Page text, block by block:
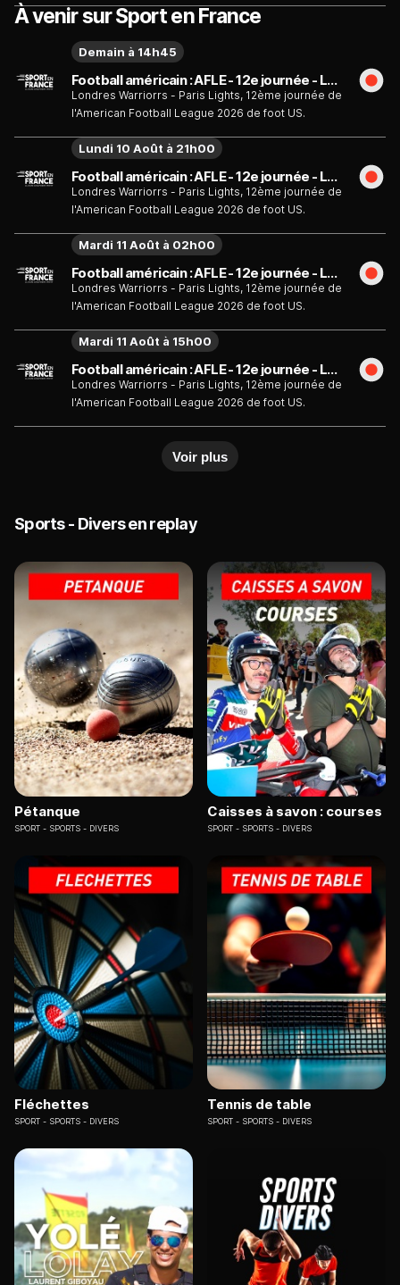
À venir sur Sport en France
Football américain : AFLE - 12e journée - Londres Warriorrs - Paris Lights - Émission du dimanche 9 août
Londres Warriorrs - Paris Lights, 12ème journée de
l'American Football League 2026 de foot US.
Demain à 14h45
Football américain : AFLE - 12e journée - Londres Warriorrs - Paris Lights - Émission du lundi 10 août
Londres Warriorrs - Paris Lights, 12ème journée de
l'American Football League 2026 de foot US.
Lundi 10 Août à 21h00
Football américain : AFLE - 12e journée - Londres Warriorrs - Paris Lights - Émission du mardi 11 août
Londres Warriorrs - Paris Lights, 12ème journée de
l'American Football League 2026 de foot US.
Mardi 11 Août à 02h00
Football américain : AFLE - 12e journée - Londres Warriorrs - Paris Lights - Émission du mardi 11 août
Londres Warriorrs - Paris Lights, 12ème journée de
l'American Football League 2026 de foot US.
Mardi 11 Août à 15h00
Voir plus
Sports - Divers en replay
Pétanque
SPORT SPORTS - DIVERS
Caisses à savon : courses
SPORT SPORTS - DIVERS
Fléchettes
SPORT SPORTS - DIVERS
Tennis de table
SPORT SPORTS - DIVERS